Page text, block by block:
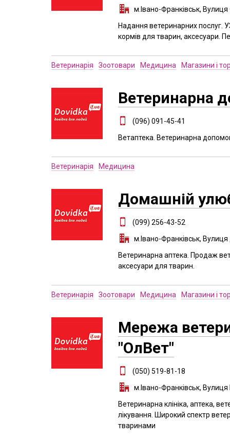
м.Івано-Франківськ,
Надання ветеринарних послуг.
кормів для тварин, аксесуари.
Ветеринарія Зоотовари Медицина Магазини і
Ветеринарна
(096) 091-45-41
Ветаптека. Ветеринарна
Ветеринарія Медицина
Домашній
(099) 256-43-52
м.Івано-Франківськ, Вулиця
Ветеринарна аптека. Продаж
аксесуари для тварин.
Ветеринарія Зоотовари Медицина Магазини і
Мережа
"ОлВет"
(050) 519-81-18
м.Івано-Франківськ,
Ветеринарна клініка, аптека,
лікування. Широкий спектр
тваринами